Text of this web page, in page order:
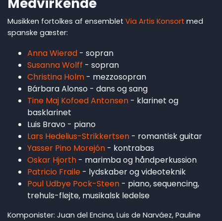
Musikken fortolkes af ensemblet Via Artis Konsort med
spanske gæster:
Anna Wierød - sopran
Susanna Wolff - sopran
Christina Holm - mezzosopran
Bárbara Alonso - dans og sang
Tine Maj Kofoed Antonsen - klarinet og
basklarinet
Luis Bravo - piano
Lars Hedelius-Strikkertsen - romantisk guitar
Yasser Pino Morejón - kontrabas
Oskar Hjorth - marimba og håndperkussion
Patricio Fraile - lydskaber og videoteknik
Poul Udbye Pock-Steen - piano, sequencing,
trehuls-fløjte, musikalsk ledelse
Komponister: Juan del Encina, Luis de Narváez, Pauline